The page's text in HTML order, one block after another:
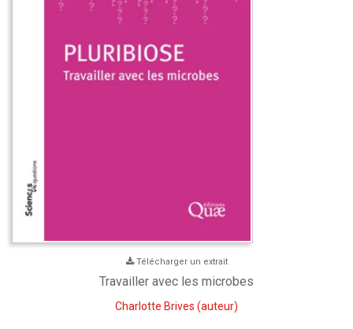
Télécharger un extrait
Travailler avec les microbes
Charlotte Brives (auteur)